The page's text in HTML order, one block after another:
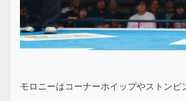
モロニーはコーナーホイップやストンピ